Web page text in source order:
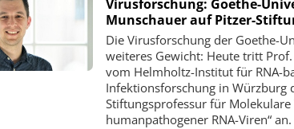
Virusforschung: Goethe-
Munschauer auf Pitzer-
Die Virusforschung der Goethe-
weiteres Gewicht: Heute tritt
vom Helmholtz-Institut für RNA-
Infektionsforschung in Würzburg
Stiftungsprofessur für
humanpathogener RNA-Viren“ an.